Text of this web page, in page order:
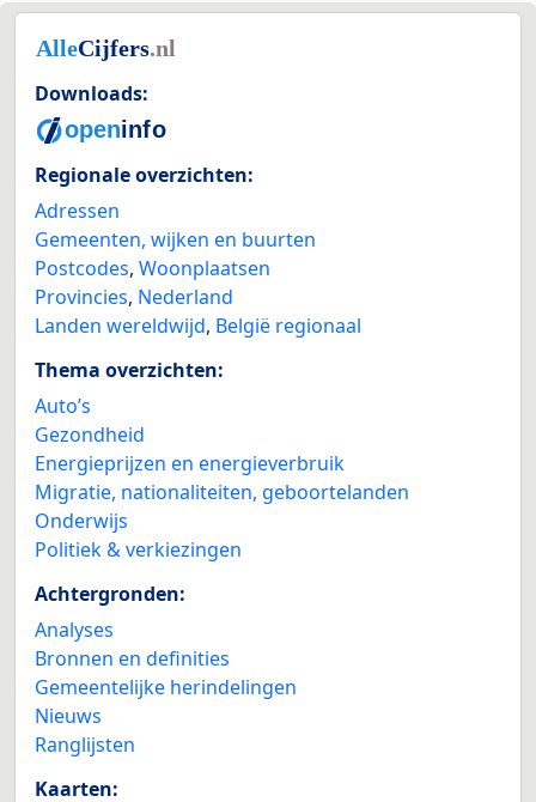
Downloads:
Regionale overzichten:
Adressen
Gemeenten, wijken en buurten
Postcodes, Woonplaatsen
Provincies, Nederland
Landen wereldwijd, België regionaal
Thema overzichten:
Auto’s
Gezondheid
Energieprijzen en energieverbruik
Migratie, nationaliteiten, geboortelanden
Onderwijs
Politiek & verkiezingen
Achtergronden:
Analyses
Bronnen en definities
Gemeentelijke herindelingen
Nieuws
Ranglijsten
Kaarten: